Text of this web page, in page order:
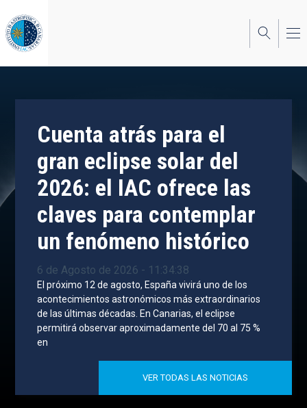
al
contenido
principal
Cuenta atrás para el
gran eclipse solar del
2026: el IAC ofrece las
claves para contemplar
un fenómeno histórico
6 de Agosto de 2026 - 11:34:38
El próximo 12 de agosto, España vivirá uno de los
acontecimientos astronómicos más extraordinarios
de las últimas décadas. En Canarias, el eclipse
permitirá observar aproximadamente del 70 al 75 %
en
VER TODAS LAS NOTICIAS